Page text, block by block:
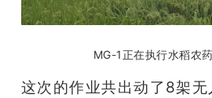
MG-1正在执行水稻农
这次的作业共出动了8架